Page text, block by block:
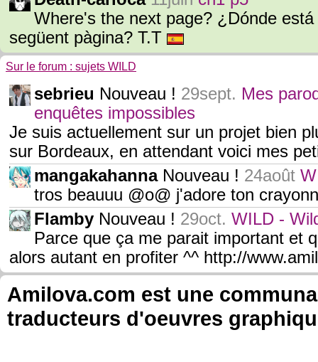
Where's the next page? ¿Dónde
següent pàgina? T.T
Sur le forum : sujets WILD
sebrieu Nouveau ! 29sept. Mes
enquêtes impossibles
Je suis actuellement sur un projet bien
sur Bordeaux, en attendant voici mes
mangakahanna Nouveau ! 24août
tros beauuu @o@ j'adore ton
Flamby Nouveau ! 29oct. WILD -
Parce que ça me parait important et
alors autant en profiter ^^ http://
Amilova.com est une
traducteurs d'oeuvres